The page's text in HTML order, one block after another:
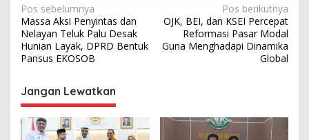
N
a
v
i
g
a
s
Pos sebelumnya
Massa Aksi Penyintas dan
Nelayan Teluk Palu Desak
Hunian Layak, DPRD Bentuk
Pansus EKOSOB
Pos berikutnya
OJK, BEI, dan KSEI Percepat
Reformasi Pasar Modal
Guna Menghadapi Dinamika
Global
Jangan Lewatkan